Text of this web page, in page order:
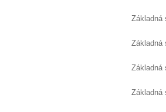
Základná
Základná
Základná
Základná